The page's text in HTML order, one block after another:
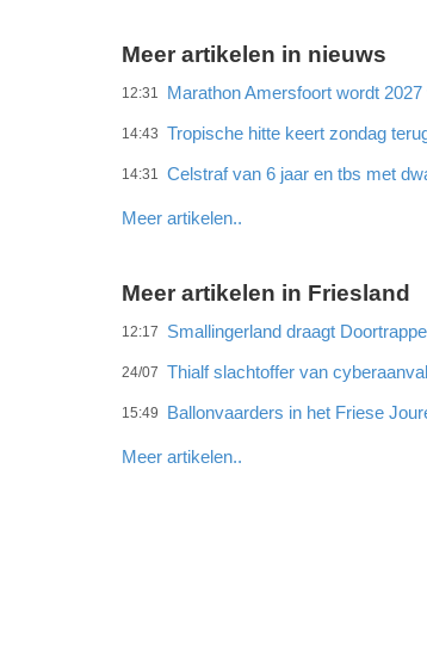
Meer artikelen in nieuws
12:31 Marathon Amersfoort wordt
14:43 Tropische hitte keert zondag
14:31 Celstraf van 6 jaar en tbs met
Meer artikelen..
Meer artikelen in Friesland
12:17 Smallingerland draagt
24/07 Thialf slachtoffer van cyberaanval
15:49 Ballonvaarders in het Friese
Meer artikelen..